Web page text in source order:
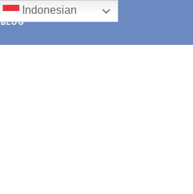
BLOG
Indonesian